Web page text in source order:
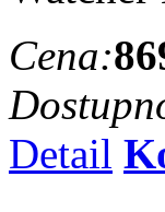
Cena:
Detail